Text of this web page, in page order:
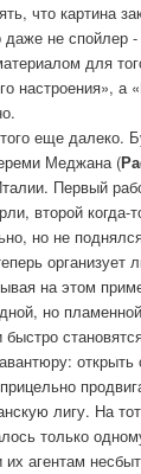
что картина
не спойлер -
для
настроения», а
еще далеко.
Меджана (
Первый
второй когда-
но не
организует
на этом
но
открыть
лигу. На
только
агентам